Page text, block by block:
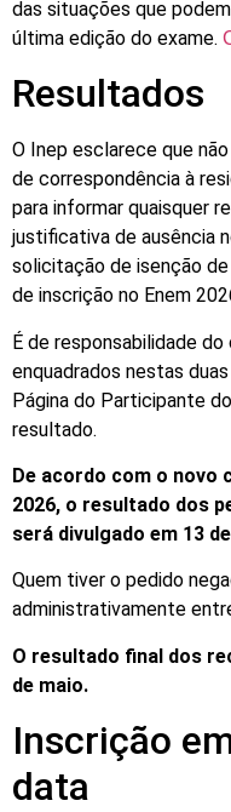
das situações que
última edição do exame.
Resultados
O Inep esclarece que
de correspondência à
para informar quaisquer
justificativa de ausência
solicitação de isenção
de inscrição no Enem
É de responsabilidade
enquadrados nestas
Página do Participante
resultado.
De acordo com o novo
2026, o resultado dos
será divulgado em 13
Quem tiver o pedido
administrativamente
O resultado final dos
de maio.
Inscrição
data